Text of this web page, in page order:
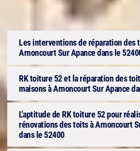
Les interventions de réparation des
Arnoncourt Sur Apance dans le
RK toiture 52 et la réparation des
maisons à Arnoncourt Sur Apance
L'aptitude de RK toiture 52 pour
rénovations des toits à Arnoncourt
dans le 52400